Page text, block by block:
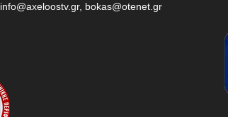
info@axeloostv.gr, bokas@otenet.gr